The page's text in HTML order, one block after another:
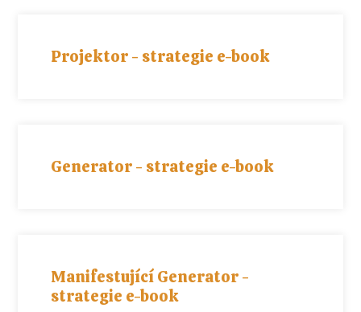
Projektor - strategie e-book
Generator - strategie e-book
Manifestující Generator -
strategie e-book